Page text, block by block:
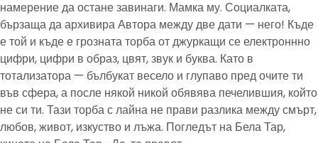
намерение да остане завинаги. Мамка му. Социалката,
бързаща да архивира Автора между две дати — него! Къде
е той и къде е грозната торба от джуркащи се електроннно
цифри, цифри в образ, цвят, звук и буква. Като в
тотализатора — бълбукат весело и глупаво пред очите ти
във сфера, а после някой никой обявява печелившия, който
не си ти. Тази торба с лайна не прави разлика между смърт,
любов, живот, изкуство и лъжа. Погледът на Бела Тар,